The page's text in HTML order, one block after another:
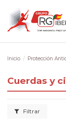
Inicio Protección
Cuerdas y
Filtrar